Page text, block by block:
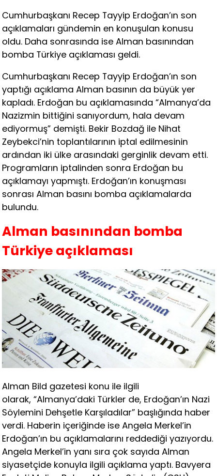
Cumhurbaşkanı Recep Tayyip Erdoğan’ın son
açıklamaları gündemin en konuşulan konusu
oldu. Daha sonrasında ise Alman basınından
bomba Türkiye açıklaması geldi.
Cumhurbaşkanı Recep Tayyip Erdoğan’ın son
yaptığı açıklama Alman basının da büyük yer
kapladı. Erdoğan bu açıklamasında “Almanya’da
Nazizmin bittiğini sanıyordum, hala devam
ediyormuş” demişti. Bekir Bozdağ ile Nihat
Zeybekci’nin toplantılarının iptal edilmesinin
ardından iki ülke arasındaki gerginlik devam etti.
Programların iptalinden sonra Erdoğan bu
açıklamayı yapmıştı. Erdoğan’ın konuşması
sonrası Alman basını bomba açıklamalarda
bulundu.
Alman basınından bomba
Türkiye açıklaması
Alman Bild gazetesi konu ile ilgili
olarak, “Almanya’daki Türkler de, Erdoğan’ın Nazi
Söylemini Dehşetle Karşıladılar” başlığında haber
verdi. Haberin içeriğinde ise Angela Merkel’in
Erdoğan’ın bu açıklamalarını reddediği yazıyordu.
Angela Merkel’in yanı sıra çok sayıda Alman
siyasetçide konuyla ilgili açıklama yaptı. Bavyera